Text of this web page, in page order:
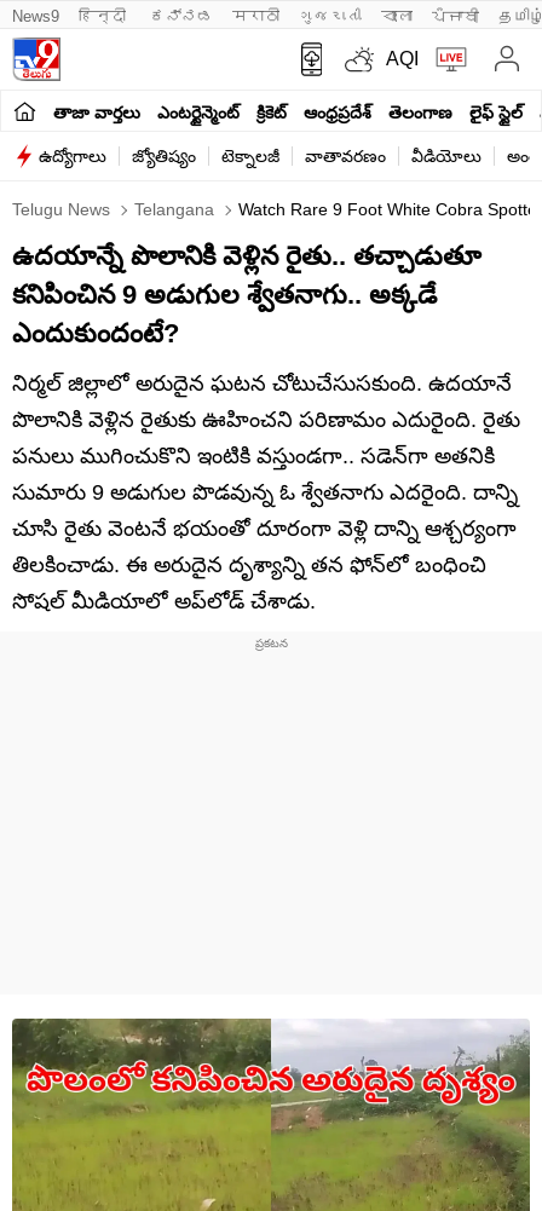
News9 हिन्दी ಕನ್ನಡ मराठी ગુજરાતી বাংলা ਪੰਜਾਬੀ
AQI
తాజా వార్తలు ఎంటర్టైన్మెంట్ క్రికెట్ ఆంధ్రప్రదేశ్ తెలంగాణ లైఫ్ స్టైల్
ఉద్యోగాలు జ్యోతిష్యం టెక్నాలజీ వాతావరణం వీడియోలు
Telugu News Telangana Watch Rare 9 Foot White Cobra
ఉదయాన్నే పొలానికి వెళ్లిన రైతు.. తచ్చాడుతూ
కనిపించిన 9 అడుగుల శ్వేతనాగు.. అక్కడే
ఎందుకుందంటే?
నిర్మల్ జిల్లాలో అరుదైన ఘటన చోటుచేసుసకుంది. ఉదయానే
పొలానికి వెళ్లిన రైతుకు ఊహించని పరిణామం ఎదురైంది. రైతు
పనులు ముగించుకొని ఇంటికి వస్తుండగా.. సడెన్‌గా అతనికి
సుమారు 9 అడుగుల పొడవున్న ఓ శ్వేతనాగు ఎదరైంది. దాన్ని
చూసి రైతు వెంటనే భయంతో దూరంగా వెళ్లి దాన్ని ఆశ్చర్యంగా
తిలకించాడు. ఈ అరుదైన దృశ్యాన్ని తన ఫోన్‌లో బంధించి
సోషల్‌ మీడియాలో అప్‌లోడ్ చేశాడు.